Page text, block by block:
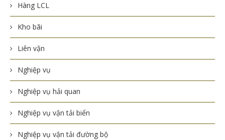
Hàng LCL
Kho bãi
Liên vận
Nghiệp vụ
Nghiệp vụ hải quan
Nghiệp vụ vận tải biển
Nghiệp vụ vận tải đường bộ